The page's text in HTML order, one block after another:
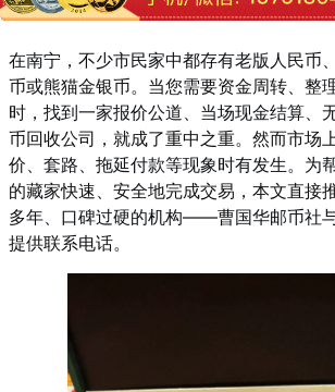
在南宁，不少市民家中都存有老版人民币、
币或熊猫金银币。当您需要资金周转、整
时，找到一家报价公道、当场现金结算、
币回收公司，就成了重中之重。然而市场
价、套路、拖延付款等现象时有发生。为
的藏家快速、安全地完成交易，本文直接
多年、口碑过硬的机构——曹国华邮币社
提供联系电话。